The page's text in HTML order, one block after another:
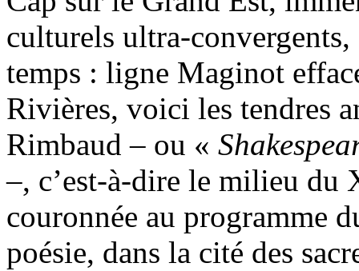
culturels ultra-
temps : ligne Maginot
Rivières, voici les tendres
Rimbaud – ou «
–, c’est-à-dire le milieu du
couronnée au programme
poésie, dans la cité des